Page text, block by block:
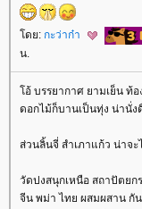
ดย: กะว่าก๋า
น.
อ้ บรรยากาศ ยามเย็น ท้อ
ดอกไม้ก็บานเป็นทุ่ง น่านั่ง
ส่วนลิ้นจี่ สำเภาแก้ว น่าจ
วัดปงสนุกเหนือ สถาปัตยก
จีน พม่า ไทย ผสมผสาน กั